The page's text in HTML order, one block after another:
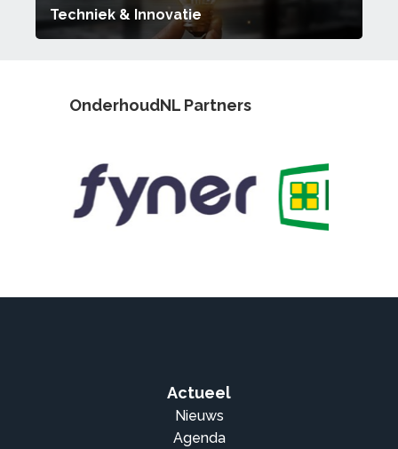
Techniek & Innovatie
OnderhoudNL Partners
Actueel
Nieuws
Agenda